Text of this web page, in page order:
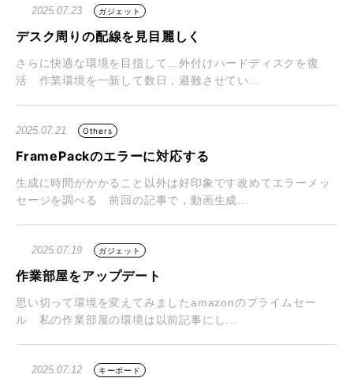
2025.07.23 ガジェット
デスク周りの配線を見目麗しく
さらに快適な環境を目指して…外付けハードディスクを復
活 作業環境を一新して数日，避難させてい...
2025.07.21 Others
FramePackのエラーに対応する
生成に時間がかかること以外は好印象です改めてエラーメッ
セージを調べる 前回の記事で，動画生成...
2025.07.19 ガジェット
作業部屋をアップデート
思い切って環境を変えてみましたamazonのプライムセー
ル 私の作業部屋の環境は以前記事にし...
2025.07.12 キーボード